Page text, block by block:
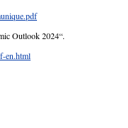
Outlook 2024“.
en.html